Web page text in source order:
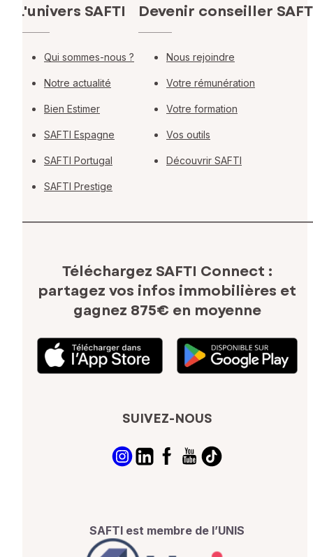
L'univers SAFTI
Qui sommes-nous ?
Notre actualité
Bien Estimer
SAFTI Espagne
SAFTI Portugal
SAFTI Prestige
Devenir conseiller
Nous rejoindre
Votre rémunération
Votre formation
Vos outils
Découvrir SAFTI
Téléchargez SAFTI Connect :
partagez vos infos immobilières et
gagnez 875€ en moyenne
SUIVEZ-NOUS
SAFTI est membre de l’UNIS